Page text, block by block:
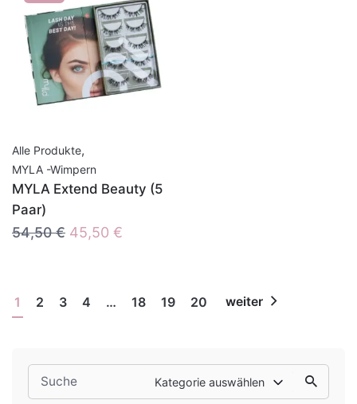
Search
for
Kategorie auswählen
Alle Produkte,
MYLA -Wimpern
MYLA Extend Beauty (5
Paar)
54,50€ Ursprünglicher
54,50 €
45,50 €
45,50 €.
1 2 3 4 … 18 19 20 weiter